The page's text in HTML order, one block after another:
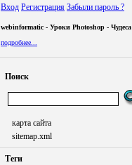
Вход Регистрация Забыли пароль ?
webinformatic - Уроки Photoshop - Чудеса
подробнее...
Поиск
карта сайта
sitemap.xml
Теги